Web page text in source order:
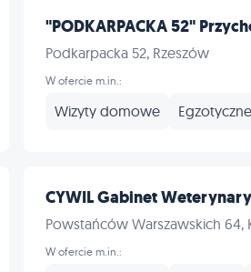
"PODKARPACKA 52"
Podkarpacka 52, Rzeszów
W ofercie m.in.:
Wizyty domowe Egzotyczne
CYWIL Gabinet
Powstańców Warszawskich 64,
W ofercie m.in.: